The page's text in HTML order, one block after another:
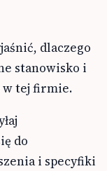
dlaczego
stanowisko i
w tej firmie.
do
i specyfiki